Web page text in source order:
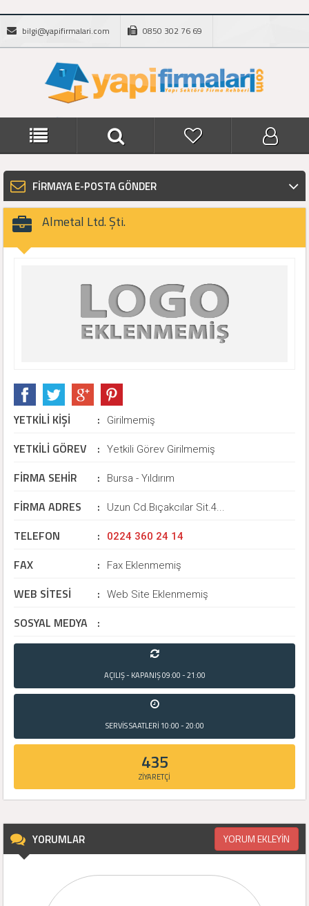
bilgi@yapifirmalari.com 0850 302 76 69
FİRMAYA E-POSTA GÖNDER
Almetal Ltd. Şti.
YETKİLİ KİŞİ : Girilmemiş
YETKİLİ GÖREV : Yetkili Görev Girilmemiş
FİRMA SEHİR : Bursa - Yıldırım
FİRMA ADRES : Uzun Cd.Bıçakcılar Sit.4...
TELEFON : 0224 360 24 14
FAX : Fax Eklenmemiş
WEB SİTESİ : Web Site Eklenmemiş
SOSYAL MEDYA :
AÇILIŞ - KAPANIŞ09:00 - 21:00
SERVİS SAATLERİ 10:00 - 20:00
435
ZİYARETÇİ
YORUMLAR YORUM EKLEYİN